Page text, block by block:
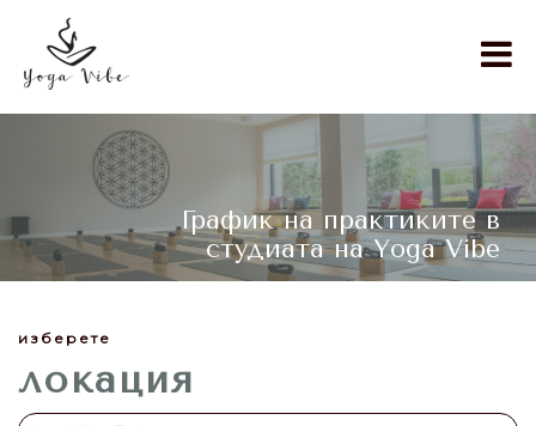
График на практиките в
студиата на Yoga Vibe
изберете
локация